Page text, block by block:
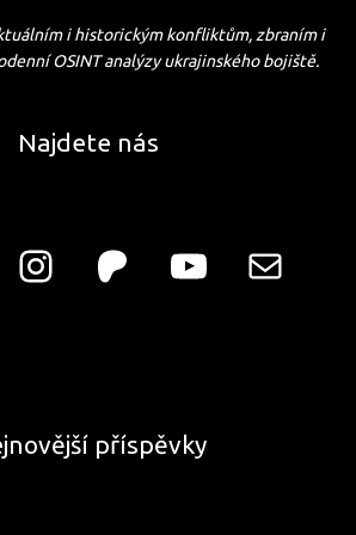
i historickým konfliktům, zbraním i
OSINT analýzy ukrajinského bojiště.
Najdete nás
příspěvky